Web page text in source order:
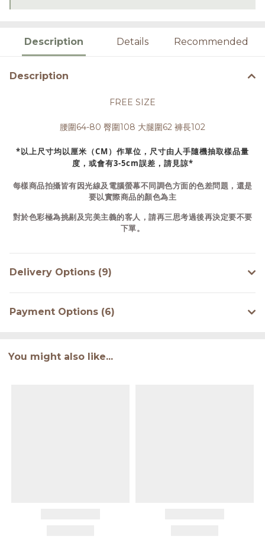
Description Details Recommended
Description
FREE SIZE
腰圍64-80 臀圍108 大腿圍62 褲長102
*以上尺寸均以厘米（CM）作單位，尺寸由人手隨機抽取樣品量
度，或會有3-5cm誤差，請見諒*
每樣商品拍攝皆有因光線及電腦螢幕不同調色方面的色差問題，還是
要以實際商品的顏色為主
對於色彩極為挑剔及完美主義的客人，請再三思考過後再決定要不要
下單。
Delivery Options (9)
Payment Options (6)
You might also like...